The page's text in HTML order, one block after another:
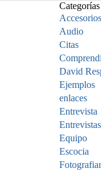
Categorías
Accesorios
Audio
Citas
David
Ejemplos
enlaces
Entrevista
Entrevistas
Equipo
Escocia